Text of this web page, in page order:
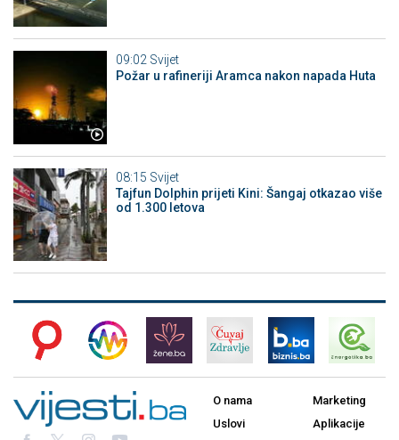
09:02 Svijet
Požar u rafineriji Aramca nakon napada Huta
08:15 Svijet
Tajfun Dolphin prijeti Kini: Šangaj otkazao više
od 1.300 letova
O nama
Uslovi
Marketing
Aplikacije